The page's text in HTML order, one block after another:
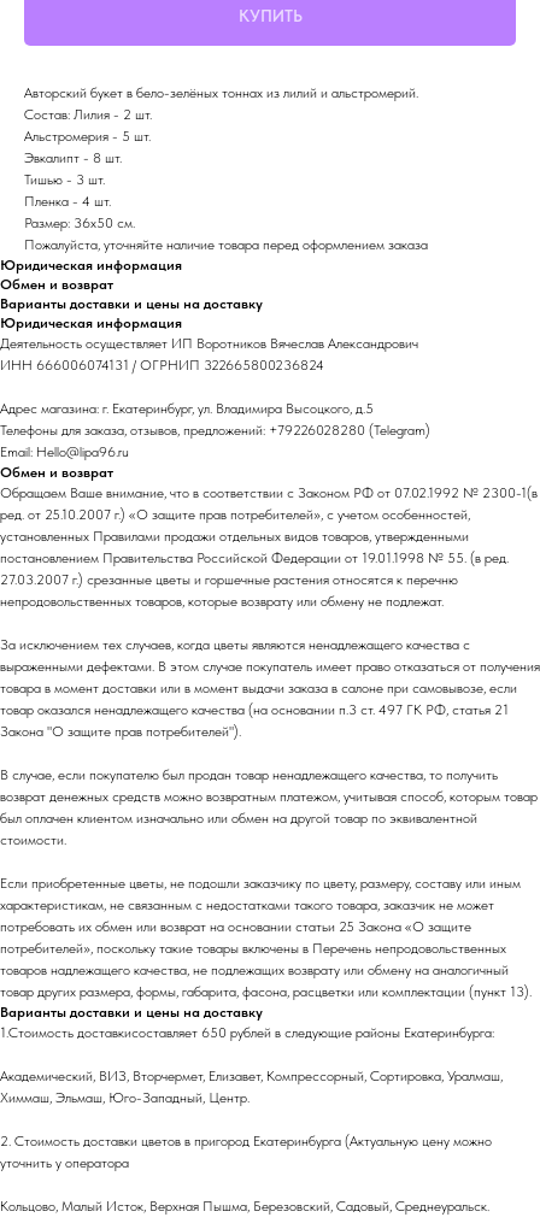
КУПИТЬ
Авторский букет в бело-зелёных тоннах из лилий и альстромерий.
Состав: Лилия - 2 шт.
Альстромерия - 5 шт.
Эвкалипт - 8 шт.
Тишью - 3 шт.
Пленка - 4 шт.
Размер: 36х50 см.
Пожалуйста, уточняйте наличие товара перед оформлением заказа
Юридическая информация
Обмен и возврат
Варианты доставки и цены на доставку
Юридическая информация
Деятельность осуществляет ИП Воротников Вячеслав Александрович
ИНН 666006074131 / ОГРНИП 322665800236824
Адрес магазина: г. Екатеринбург, ул. Владимира Высоцкого, д.5
Телефоны для заказа, отзывов, предложений: +79226028280 (Telegram)
Email: Hello@lipa96.ru
Обмен и возврат
Обращаем Ваше внимание, что в соответствии с Законом РФ от 07.02.1992 № 2300-1(в
ред. от 25.10.2007 г.) «О защите прав потребителей», с учетом особенностей,
установленных Правилами продажи отдельных видов товаров, утвержденными
постановлением Правительства Российской Федерации от 19.01.1998 № 55. (в ред.
27.03.2007 г.) срезанные цветы и горшечные растения относятся к перечню
непродовольственных товаров, которые возврату или обмену не подлежат.
За исключением тех случаев, когда цветы являются ненадлежащего качества с
выраженными дефектами. В этом случае покупатель имеет право отказаться от получения
товара в момент доставки или в момент выдачи заказа в салоне при самовывозе, если
товар оказался ненадлежащего качества (на основании п.3 ст. 497 ГК РФ, статья 21
Закона "О защите прав потребителей").
В случае, если покупателю был продан товар ненадлежащего качества, то получить
возврат денежных средств можно возвратным платежом, учитывая способ, которым товар
был оплачен клиентом изначально или обмен на другой товар по эквивалентной
стоимости.
Если приобретенные цветы, не подошли заказчику по цвету, размеру, составу или иным
характеристикам, не связанным с недостатками такого товара, заказчик не может
потребовать их обмен или возврат на основании статьи 25 Закона «О защите
потребителей», поскольку такие товары включены в Перечень непродовольственных
товаров надлежащего качества, не подлежащих возврату или обмену на аналогичный
товар других размера, формы, габарита, фасона, расцветки или комплектации (пункт 13).
Варианты доставки и цены на доставку
1.Стоимость доставкисоставляет 650 рублей в следующие районы Екатеринбурга:
Академический, ВИЗ, Вторчермет, Елизавет, Компрессорный, Сортировка, Уралмаш,
Химмаш, Эльмаш, Юго-Западный, Центр.
2. Стоимость доставки цветов в пригород Екатеринбурга (Актуальную цену можно
уточнить у оператора
Кольцово, Малый Исток, Верхная Пышма, Березовский, Садовый, Среднеуральск.